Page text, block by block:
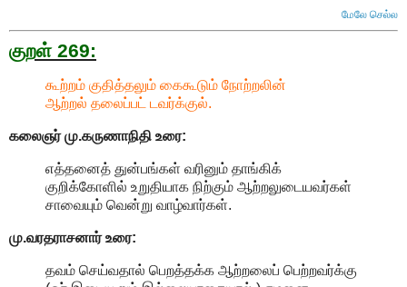
மேலே செல்ல
குறள் 269:
கூற்றம் குதித்தலும் கைகூடும் நோற்றலின்
ஆற்றல் தலைப்பட் டவர்க்குல்.
கலைஞர் மு.கருணாநிதி உரை:
எத்தனைத் துன்பங்கள் வரினும் தாங்கிக்
குறிக்கோளில் உறுதியாக நிற்கும் ஆற்றலுடையவர்கள்
சாவையும் வென்று வாழ்வார்கள்.
மு.வரதராசனார் உரை:
தவம் செய்வதால் பெறத்தக்க ஆற்றலைப் பெற்றவர்க்கு